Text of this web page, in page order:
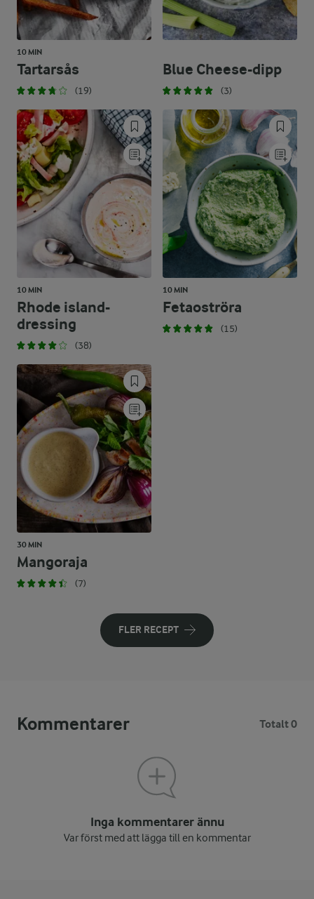
10 MIN
Tartarsås
(19)
Blue Cheese-dipp
(3)
10 MIN
Rhode island-
dressing
(38)
10 MIN
Fetaoströra
(15)
30 MIN
Mangoraja
(7)
FLER RECEPT
Kommentarer Totalt 0
Inga kommentarer ännu
Var först med att lägga till en kommentar